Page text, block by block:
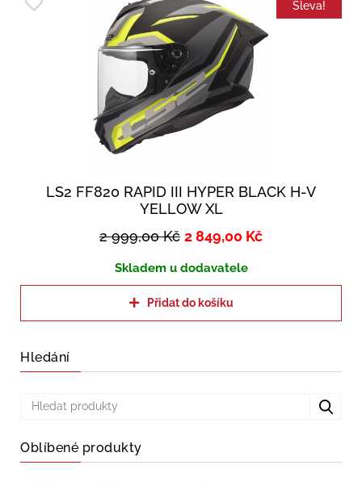
Sleva!
LS2 FF820 RAPID III HYPER BLACK H-V
YELLOW XL
2 999,00Kč 2 849,00 Kč
Skladem u dodavatele
Přidat do košíku
Hledání
Oblíbené produkty